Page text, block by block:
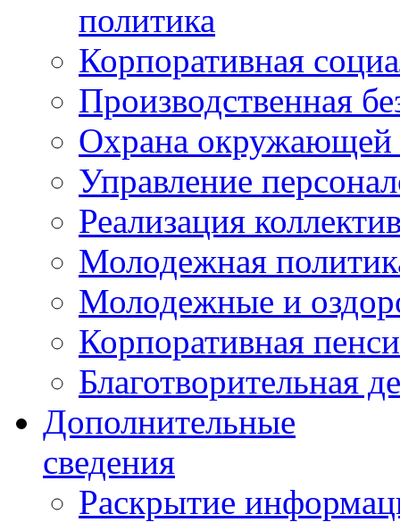
политика
Корпоративная
Производственная
Охрана окружающей
Управление
Реализация
Молодежная
Молодежные и
Корпоративная
Благотворительная
Дополнительные
сведения
Раскрытие